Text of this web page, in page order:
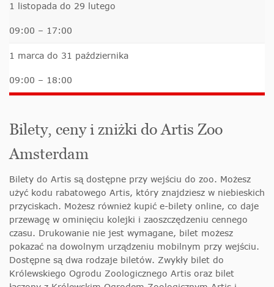
1 listopada do 29 lutego
09:00 – 17:00
1 marca do 31 października
09:00 – 18:00
Bilety, ceny i zniżki do Artis Zoo
Amsterdam
Bilety do Artis są dostępne przy wejściu do zoo. Możesz
użyć kodu rabatowego Artis, który znajdziesz w niebieskich
przyciskach. Możesz również kupić e-bilety online, co daje
przewagę w ominięciu kolejki i zaoszczędzeniu cennego
czasu. Drukowanie nie jest wymagane, bilet możesz
pokazać na dowolnym urządzeniu mobilnym przy wejściu.
Dostępne są dwa rodzaje biletów. Zwykły bilet do
Królewskiego Ogrodu Zoologicznego Artis oraz bilet